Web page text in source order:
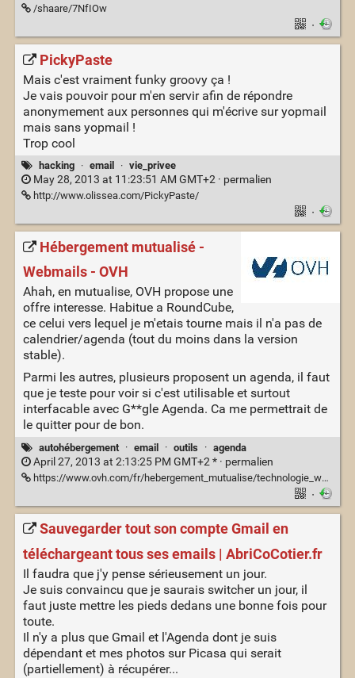
/shaare/7NfIOw
·
PickyPaste
Mais c'est vraiment funky groovy ça !
Je vais pouvoir pour m'en servir afin de répondre
anonymement aux personnes qui m'écrive sur yopmail
mais sans yopmail !
Trop cool
hacking · email · vie_privee
May 28, 2013 at 11:23:51 AM GMT+2 · permalien
http://www.olissea.com/PickyPaste/
·
Hébergement mutualisé -
Webmails - OVH
Ahah, en mutualise, OVH propose une
offre interesse. Habitue a RoundCube,
ce celui vers lequel je m'etais tourne mais il n'a pas de
calendrier/agenda (tout du moins dans la version
stable).
Parmi les autres, plusieurs proposent un agenda, il faut
que je teste pour voir si c'est utilisable et surtout
interfacable avec G**gle Agenda. Ca me permettrait de
le quitter pour de bon.
autohébergement · email · outils · agenda
April 27, 2013 at 2:13:25 PM GMT+2 * · permalien
https://www.ovh.com/fr/hebergement_mutualise/technologie_webmail.xml
·
Sauvegarder tout son compte Gmail en
téléchargeant tous ses emails | AbriCoCotier.fr
Il faudra que j'y pense sérieusement un jour.
Je suis convaincu que je saurais switcher un jour, il
faut juste mettre les pieds dedans une bonne fois pour
toute.
Il n'y a plus que Gmail et l'Agenda dont je suis
dépendant et mes photos sur Picasa qui serait
(partiellement) à récupérer...